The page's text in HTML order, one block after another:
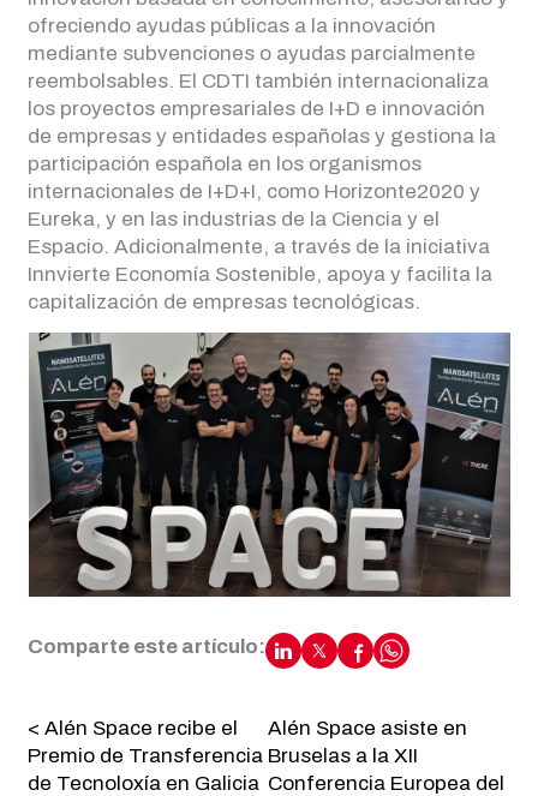
ofreciendo ayudas públicas a la innovación
mediante subvenciones o ayudas parcialmente
reembolsables. El CDTI también internacionaliza
los proyectos empresariales de I+D e innovación
de empresas y entidades españolas y gestiona la
participación española en los organismos
internacionales de I+D+I, como Horizonte2020 y
Eureka, y en las industrias de la Ciencia y el
Espacio. Adicionalmente, a través de la iniciativa
Innvierte Economía Sostenible, apoya y facilita la
capitalización de empresas tecnológicas.
Comparte este artículo:
< Alén Space recibe el
Premio de Transferencia
de Tecnoloxía en Galicia
Alén Space asiste en
Bruselas a la XII
Conferencia Europea del